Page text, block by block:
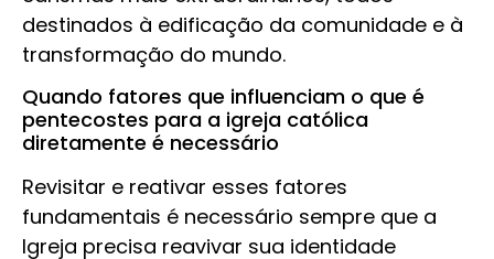
destinados à edificação da comunidade e à
transformação do mundo.
Quando fatores que influenciam o que é
pentecostes para a igreja católica
diretamente é necessário
Revisitar e reativar esses fatores
fundamentais é necessário sempre que a
Igreja precisa reavivar sua identidade